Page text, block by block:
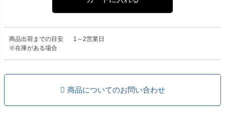
商品出荷までの目安
※在庫がある場合
1～2営業日
商品についてのお問い合わせ